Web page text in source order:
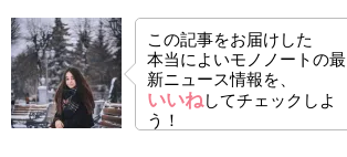
この記事をお届けした
本当によいモノノートの最
新ニュース情報を、
いいねしてチェックしよ
う！